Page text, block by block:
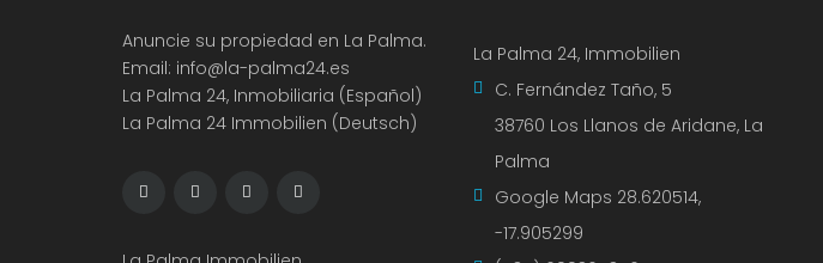
Anuncie su propiedad en La Palma.
Email: info@la-palma24.es
La Palma 24, Inmobiliaria (Español)
La Palma 24 Immobilien (Deutsch)
La Palma 24, Immobilien
C. Fernández Taño, 5
38760 Los Llanos de Aridane, La
Palma
Google Maps 28.620514,
-17.905299